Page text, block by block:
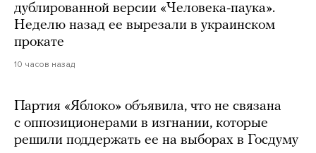
дублированной версии «Человека-паука».
Неделю назад ее вырезали в украинском
прокате
10 часов назад
Партия «Яблоко» объявила, что не связана
с оппозиционерами в изгнании, которые
решили поддержать ее на выборах в Госдуму